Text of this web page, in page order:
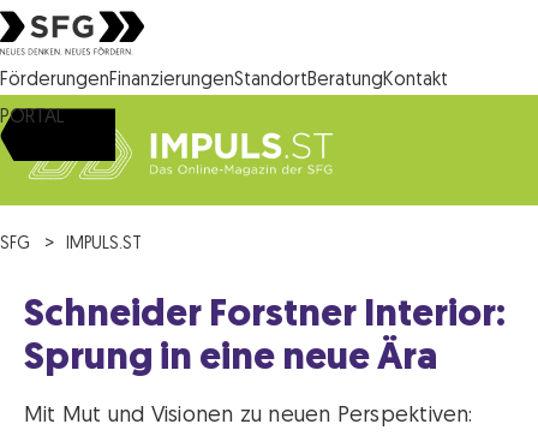
Steirische Wirtschaftsförderungsgesellschaft mbH SFG Logo
FörderungenFinanzierungenStandortBeratungKontakt
PORTAL
SFG IMPULS.ST
Schneider Forstner Interior:
Sprung in eine neue Ära
Mit Mut und Visionen zu neuen Perspektiven: